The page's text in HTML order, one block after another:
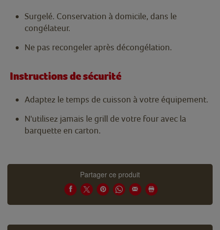
Surgelé. Conservation à domicile, dans le
congélateur.
Ne pas recongeler après décongélation.
Instructions de sécurité
Adaptez le temps de cuisson à votre équipement.
N'utilisez jamais le grill de votre four avec la
barquette en carton.
Partager ce produit